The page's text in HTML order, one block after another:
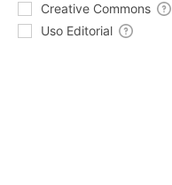
Creative Commons
Uso Editorial